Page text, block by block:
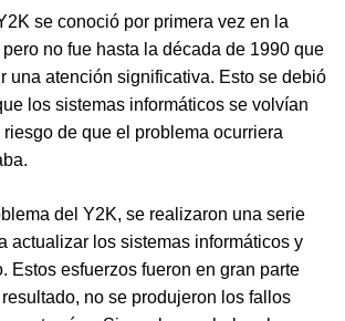
se conoció por primera vez en la
no fue hasta la década de 1990 que
una atención significativa. Esto se debió
los sistemas informáticos se volvían
de que el problema ocurriera
del Y2K, se realizaron una serie
actualizar los sistemas informáticos y
Estos esfuerzos fueron en gran parte
no se produjeron los fallos